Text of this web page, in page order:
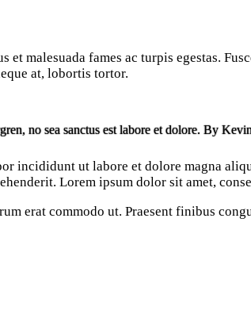
et malesuada fames ac turpis egestas.
at, lobortis tortor.
no sea sanctus est labore et dolore. By
incididunt ut labore et dolore magna
Lorem ipsum dolor sit amet,
erat commodo ut. Praesent finibus